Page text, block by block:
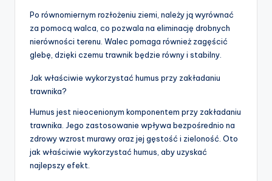
Po równomiernym rozłożeniu ziemi, należy ją wyrównać
za pomocą walca, co pozwala na eliminację drobnych
nierówności terenu. Walec pomaga również zagęścić
glebę, dzięki czemu trawnik będzie równy i stabilny.
Jak właściwie wykorzystać humus przy zakładaniu
trawnika?
Humus jest nieocenionym komponentem przy zakładaniu
trawnika. Jego zastosowanie wpływa bezpośrednio na
zdrowy wzrost murawy oraz jej gęstość i zieloność. Oto
jak właściwie wykorzystać humus, aby uzyskać
najlepszy efekt.